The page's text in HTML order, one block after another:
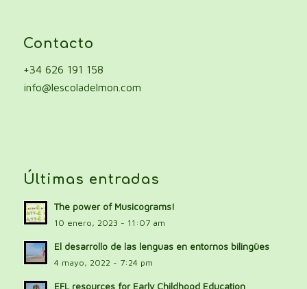
Contacto
+34 626 191 158
info@lescoladelmon.com
Últimas entradas
The power of Musicograms!
10 enero, 2023 - 11:07 am
El desarrollo de las lenguas en entornos bilingües
4 mayo, 2022 - 7:24 pm
EFL resources for Early Childhood Education